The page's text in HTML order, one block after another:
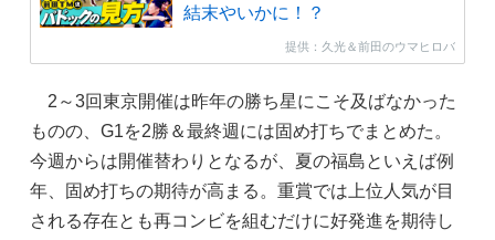
結末やいかに！？
提供：久光＆前田のウマヒロバ
2～3回東京開催は昨年の勝ち星にこそ及ばなかった
ものの、G1を2勝＆最終週には固め打ちでまとめた。
今週からは開催替わりとなるが、夏の福島といえば例
年、固め打ちの期待が高まる。重賞では上位人気が目
される存在とも再コンビを組むだけに好発進を期待し